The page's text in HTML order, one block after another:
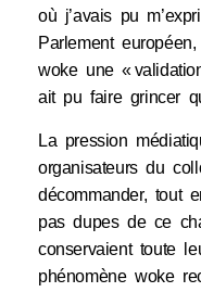
où j’avais pu
Parlement
woke une «
ait pu faire grincer
La pression
organisateurs du
décommander, tout
pas dupes de ce
conservaient toute
phénomène woke